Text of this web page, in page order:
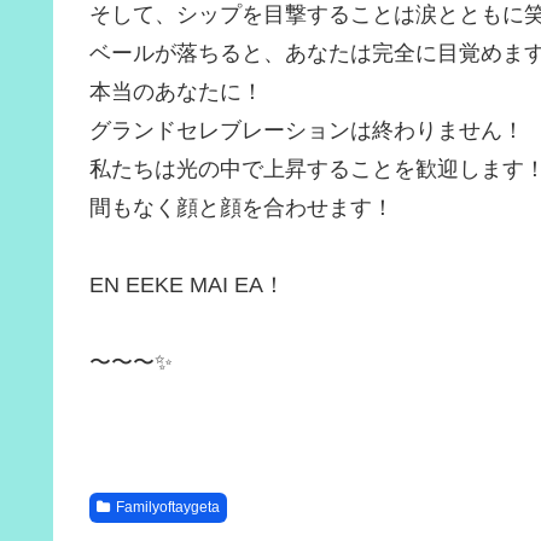
そして、シップを目撃することは涙とともに
ベールが落ちると、あなたは完全に目覚めます
本当のあなたに！
グランドセレブレーションは終わりません！
私たちは光の中で上昇することを歓迎します！
間もなく顔と顔を合わせます！
EN EEKE MAI EA！
〜〜〜✨
Familyoftaygeta